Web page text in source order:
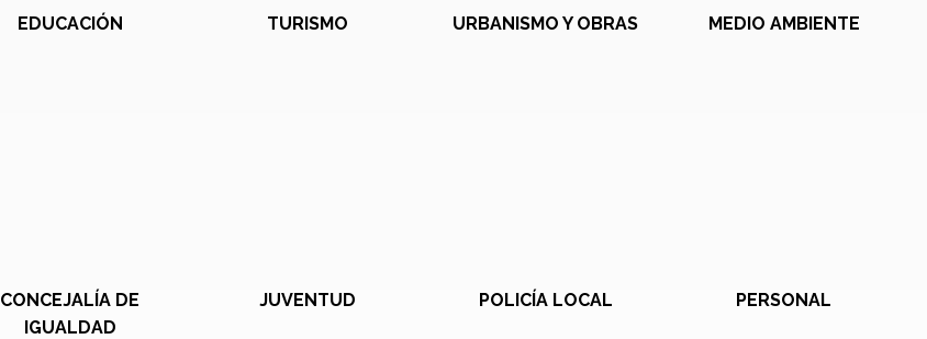
EDUCACIÓN TURISMO URBANISMO Y OBRAS MEDIO AMBIENTE
CONCEJALÍA DE
IGUALDAD
JUVENTUD POLICÍA LOCAL PERSONAL